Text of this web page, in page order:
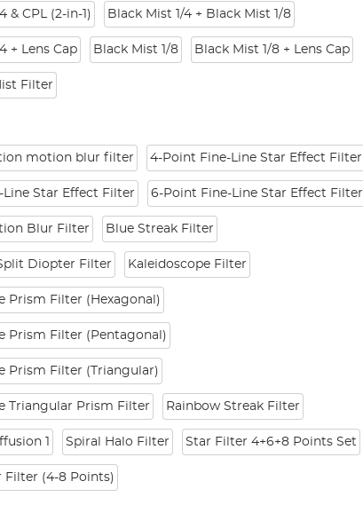
& CPL (2-in-1) Black Mist 1/4 + Black Mist 1/8
+ Lens Cap Black Mist 1/8 Black Mist 1/8 + Lens Cap
Filter
motion blur filter 4-Point Fine-Line Star Effect Filter
Star Effect Filter 6-Point Fine-Line Star Effect Filter
Blur Filter Blue Streak Filter
Diopter Filter Kaleidoscope Filter
Prism Filter (Hexagonal)
Prism Filter (Pentagonal)
Prism Filter (Triangular)
Triangular Prism Filter Rainbow Streak Filter
1 Spiral Halo Filter Star Filter 4+6+8 Points Set
Filter (4-8 Points)